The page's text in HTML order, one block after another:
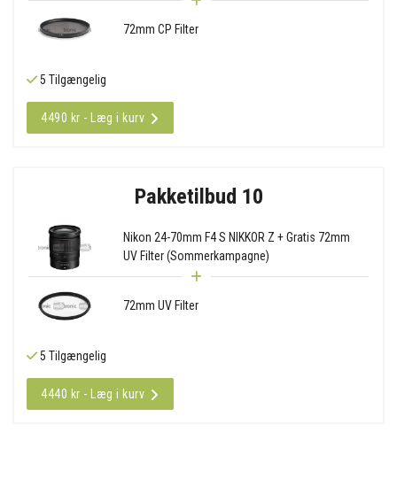
72mm CP Filter
5 Tilgængelig
4490 kr - Læg i kurv
Pakketilbud 10
Nikon 24-70mm F4 S NIKKOR Z + Gratis 72mm
UV Filter (Sommerkampagne)
72mm UV Filter
5 Tilgængelig
4440 kr - Læg i kurv